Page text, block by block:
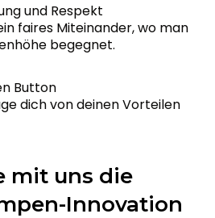
und Respekt
faires Miteinander, wo man
begegnet.
Button
dich von deinen Vorteilen
mit uns die
Innovation